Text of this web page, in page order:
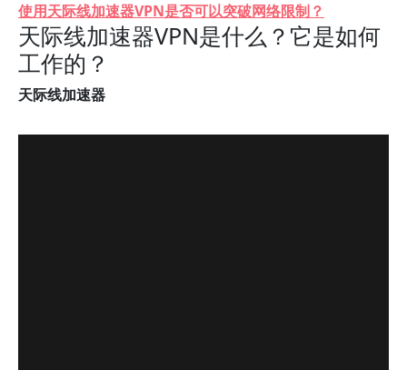
使用天际线加速器VPN是否可以突破网络限制？
天际线加速器VPN是什么？它是如何
工作的？
天际线加速器